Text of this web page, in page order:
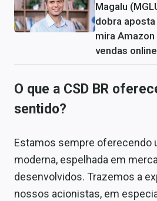
Magalu
dobra
mira
vendas online
O que a CSD BR
sentido?
Estamos sempre oferecendo
moderna, espelhada em
desenvolvidos. Trazemos a
nossos acionistas, em